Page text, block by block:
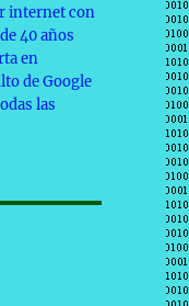
internet con
40 años
en
de Google
las